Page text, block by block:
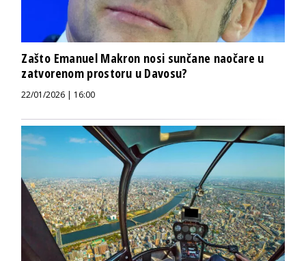
Zašto Emanuel Makron nosi sunčane naočare u
zatvorenom prostoru u Davosu?
22/01/2026 | 16:00